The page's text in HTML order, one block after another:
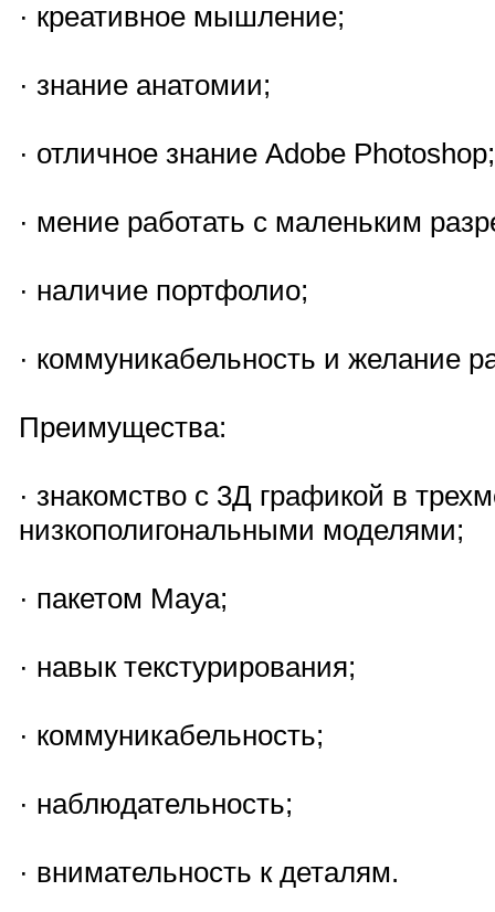
· креативное мышление;
· знание анатомии;
· отличное знание Adobe Photoshop;
· мение работать с маленьким
· наличие портфолио;
· коммуникабельность и желание
Преимущества:
· знакомство с 3Д графикой в
низкополигональными моделями;
· пакетом Maya;
· навык текстурирования;
· коммуникабельность;
· наблюдательность;
· внимательность к деталям.